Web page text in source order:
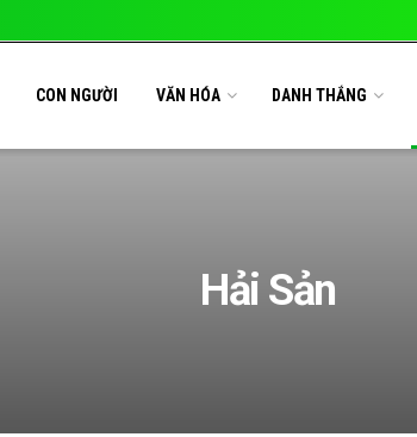
CON NGƯỜI VĂN HÓA DANH THẮNG
Hải Sản